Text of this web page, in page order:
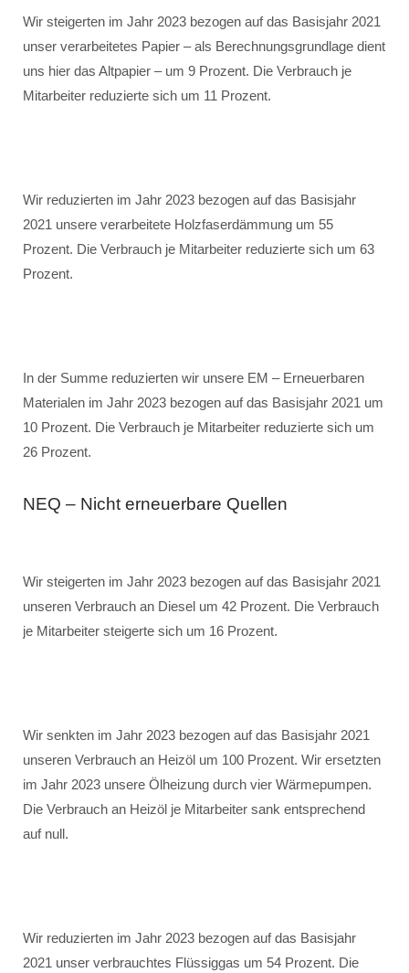
Wir steigerten im Jahr 2023 bezogen auf das Basisjahr 2021
unser verarbeitetes Papier – als Berechnungsgrundlage dient
uns hier das Altpapier – um 9 Prozent. Die Verbrauch je
Mitarbeiter reduzierte sich um 11 Prozent.
Wir reduzierten im Jahr 2023 bezogen auf das Basisjahr
2021 unsere verarbeitete Holzfaserdämmung um 55
Prozent. Die Verbrauch je Mitarbeiter reduzierte sich um 63
Prozent.
In der Summe reduzierten wir unsere EM – Erneuerbaren
Materialen im Jahr 2023 bezogen auf das Basisjahr 2021 um
10 Prozent. Die Verbrauch je Mitarbeiter reduzierte sich um
26 Prozent.
NEQ – Nicht erneuerbare Quellen
Wir steigerten im Jahr 2023 bezogen auf das Basisjahr 2021
unseren Verbrauch an Diesel um 42 Prozent. Die Verbrauch
je Mitarbeiter steigerte sich um 16 Prozent.
Wir senkten im Jahr 2023 bezogen auf das Basisjahr 2021
unseren Verbrauch an Heizöl um 100 Prozent. Wir ersetzten
im Jahr 2023 unsere Ölheizung durch vier Wärmepumpen.
Die Verbrauch an Heizöl je Mitarbeiter sank entsprechend
auf null.
Wir reduzierten im Jahr 2023 bezogen auf das Basisjahr
2021 unser verbrauchtes Flüssiggas um 54 Prozent. Die